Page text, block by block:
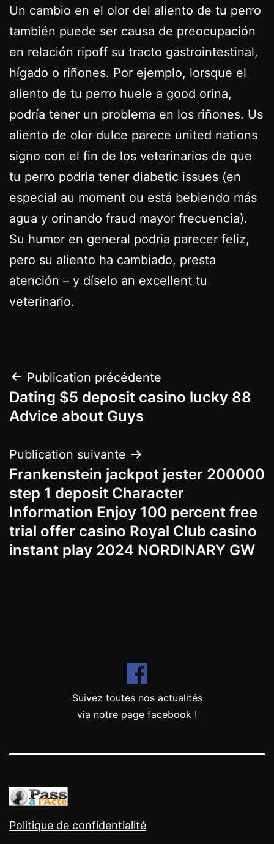
Un cambio en el olor del aliento de tu perro
también puede ser causa de preocupación
en relación ripoff su tracto gastrointestinal,
hígado o riñones. Por ejemplo, lorsque el
aliento de tu perro huele a good orina,
podría tener un problema en los riñones. Us
aliento de olor dulce parece united nations
signo con el fin de los veterinarios de que
tu perro podria tener diabetic issues (en
especial au moment ou está bebiendo más
agua y orinando fraud mayor frecuencia).
Su humor en general podria parecer feliz,
pero su aliento ha cambiado, presta
atención – y díselo an excellent tu
veterinario.
Navigation
de
Publication précédente
Dating $5 deposit casino lucky 88
Advice about Guys
Publication suivante
Frankenstein jackpot jester 200000
step 1 deposit Character
Information Enjoy 100 percent free
trial offer casino Royal Club casino
instant play 2024 NORDINARY GW
Suivez toutes nos actualités
via notre page facebook !
Politique de confidentialité